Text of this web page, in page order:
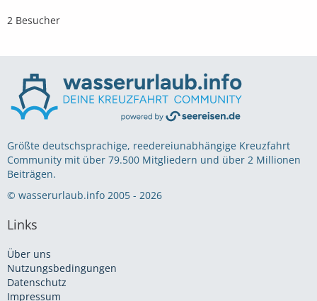
2 Besucher
Größte deutschsprachige, reedereiunabhängige Kreuzfahrt
Community mit über 79.500 Mitgliedern und über 2 Millionen
Beiträgen.
© wasserurlaub.info 2005 - 2026
Links
Über uns
Nutzungsbedingungen
Datenschutz
Impressum